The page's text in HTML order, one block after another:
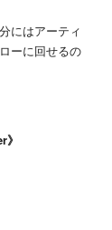
にはアーティ
ーに回せるの